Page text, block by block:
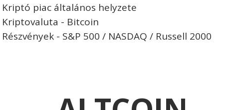
Kriptó piac általános helyzete
Kriptovaluta - Bitcoin
Részvények - S&P 500 / NASDAQ / Russell 2000